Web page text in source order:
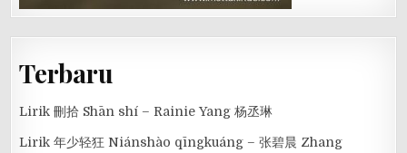
Terbaru
Lirik 刪拾 Shān shí – Rainie Yang 杨丞琳
Lirik 年少轻狂 Niánshào qīngkuáng – 张碧晨 Zhang